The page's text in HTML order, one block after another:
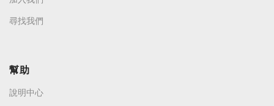
尋找我們
幫助
說明中心